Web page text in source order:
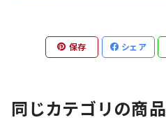
保存 シェア
同じカテゴリの商品